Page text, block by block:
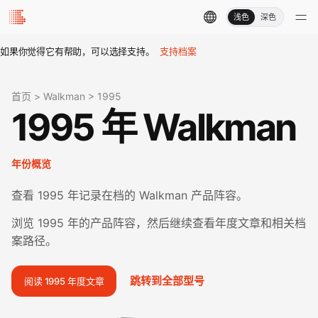
浅色 深色
如果你觉得它有帮助，可以选择支持。 支持档案
首页 > Walkman > 1995
1995 年 Walkman
年份概览
查看 1995 年记录在档的 Walkman 产品阵容。
浏览 1995 年的产品阵容，然后继续查看年度文章和相关档
案路径。
阅读 1995 年度文章 跳转到全部型号